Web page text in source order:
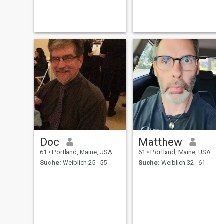
me. Re: religion. It's
series. Enjoy Japanese
Doc
61 • Portland, Maine, USA
Suche: Weiblich 25 - 55
Matthew
61 • Portland, Maine, USA
Suche: Weiblich 32 - 61